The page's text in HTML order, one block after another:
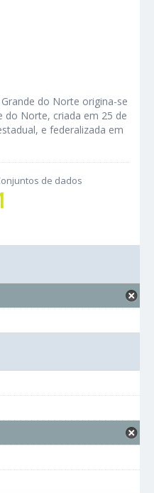
do Norte origina-se
do Norte, criada em 25 de
e federalizada em
de dados